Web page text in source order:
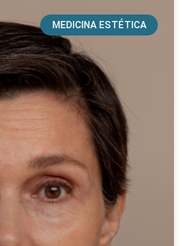
MEDICINA ESTÉTICA